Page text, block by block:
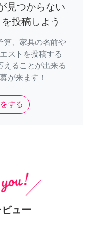
見つからない
投稿しよう
算、家具の名前や
ストを投稿する
えることが出来る
が来ます！
する
ュー